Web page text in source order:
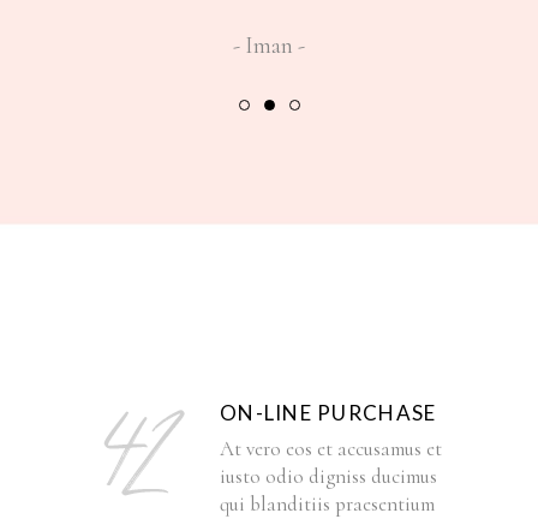
Iman
ON-LINE PURCHASE
At vero eos et accusamus et
iusto odio digniss ducimus
qui blanditiis praesentium